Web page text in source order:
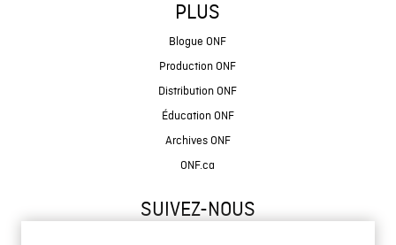
PLUS
Blogue ONF
Production ONF
Distribution ONF
Éducation ONF
Archives ONF
ONF.ca
SUIVEZ-NOUS